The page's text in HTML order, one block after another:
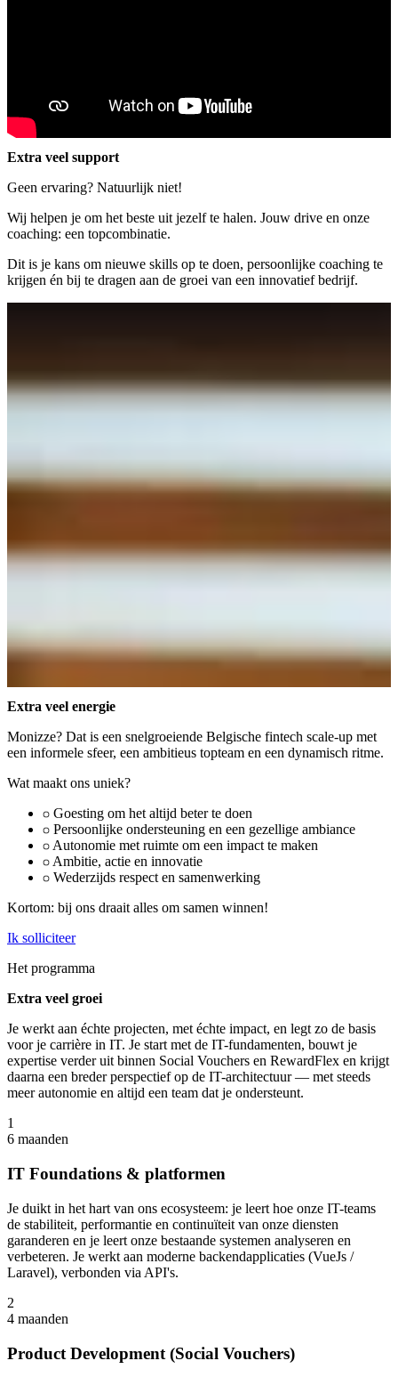
Extra veel support
Geen ervaring? Natuurlijk niet!
Wij helpen je om het beste uit jezelf te halen. Jouw drive en onze
coaching: een topcombinatie.
Dit is je kans om nieuwe skills op te doen, persoonlijke coaching te
krijgen én bij te dragen aan de groei van een innovatief bedrijf.
Extra veel energie
Monizze? Dat is een snelgroeiende Belgische fintech scale-up met
een informele sfeer, een ambitieus topteam en een dynamisch ritme.
Wat maakt ons uniek?
Goesting om het altijd beter te doen
Persoonlijke ondersteuning en een gezellige ambiance
Autonomie met ruimte om een impact te maken
Ambitie, actie en innovatie
Wederzijds respect en samenwerking
Kortom: bij ons draait alles om samen winnen!
Ik solliciteer
Het programma
Extra veel groei
Je werkt aan échte projecten, met échte impact, en legt zo de basis
voor je carrière in IT. Je start met de IT-fundamenten, bouwt je
expertise verder uit binnen Social Vouchers en RewardFlex en krijgt
daarna een breder perspectief op de IT-architectuur — met steeds
meer autonomie en altijd een team dat je ondersteunt.
1
6 maanden
IT Foundations & platformen
Je duikt in het hart van ons ecosysteem: je leert hoe onze IT-teams
de stabiliteit, performantie en continuïteit van onze diensten
garanderen en je leert onze bestaande systemen analyseren en
verbeteren. Je werkt aan moderne backendapplicaties (VueJs /
Laravel), verbonden via API's.
2
4 maanden
Product Development (Social Vouchers)